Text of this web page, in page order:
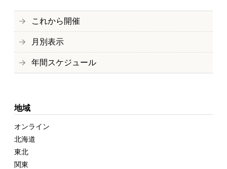
これから開催
月別表示
年間スケジュール
地域
オンライン
北海道
東北
関東